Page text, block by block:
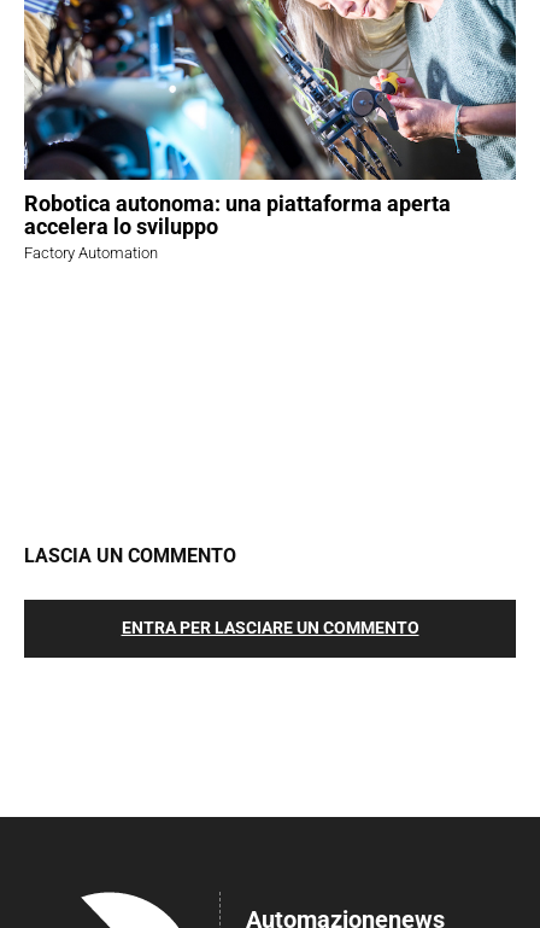
Robotica autonoma: una piattaforma aperta
accelera lo sviluppo
Factory Automation
LASCIA UN COMMENTO
ENTRA PER LASCIARE UN COMMENTO
Automazionenews